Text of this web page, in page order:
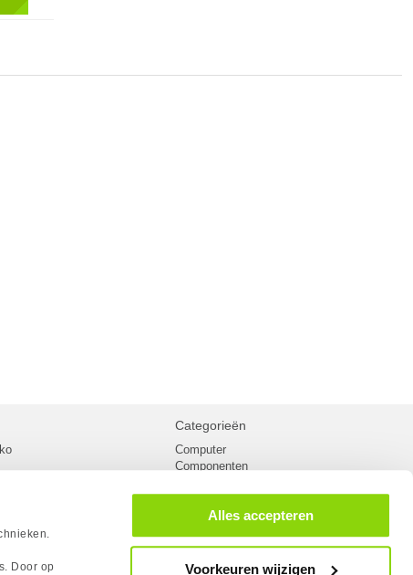
Door op
Alles accepteren
Voorkeuren wijzigen
Categorieën
Computer
Componenten
Kabels
Netwerk
Gaming laptops
PC Systemen